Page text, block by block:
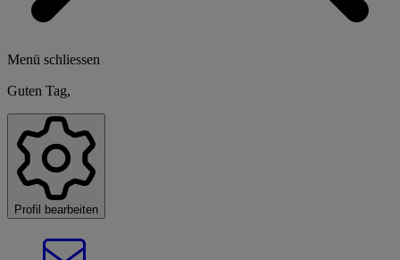
Menü schliessen
Guten Tag,
Profil bearbeiten